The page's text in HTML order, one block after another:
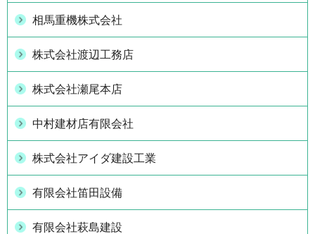
相馬重機株式会社
株式会社渡辺工務店
株式会社瀬尾本店
中村建材店有限会社
株式会社アイダ建設工業
有限会社笛田設備
有限会社萩島建設